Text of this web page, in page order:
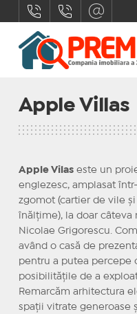
Apple Villas
Apple Vilaseste un
englezesc, amplasat
zgomot (cartier de vile
înălțime), la doar
Nicolae Grigorescu.
având o casă de
pentru a putea percepe
posibilitățile de a
Remarcăm arhitectura
spații vitrate generoase